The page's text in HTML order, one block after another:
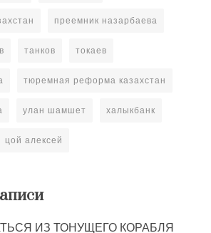
преемник назарбаева
танков токаев
тюремная реформа казахстан
улан шамшет халыкбанк
цой алексей
ИЗ ТОНУЩЕГО КОРАБЛЯ